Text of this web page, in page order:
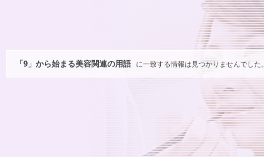
「9」から始まる美容関連の用語 に一致する情報は見つかりませんでした。